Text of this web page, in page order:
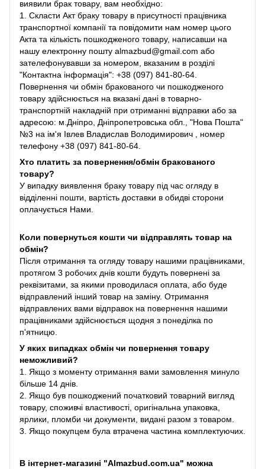
виявили брак товару, вам необхідно:
1. Скласти Акт браку товару в присутності працівника
транспортної компанії та повідомити нам номер цього
Акта та кількість пошкодженого товару, написавши на
нашу електронну пошту almazbud@gmail.com або
зателефонувавши за номером, вказаним в розділі
"Контактна інформація": +38 (097) 841-80-64.
Повернення чи обмін бракованого чи пошкодженого
товару здійснюється на вказані дані в товарно-
транспортній накладній при отриманні відправки або за
адресою: м.Дніпро, Дніпропетровська обл., "Нова Пошта"
№3 на ім'я Івлев Владислав Володимирович , номер
телефону +38 (097) 841-80-64.
Хто платить за повернення/обмін бракованого
товару?
У випадку виявлення браку товару під час огляду в
відділенні пошти, вартість доставки в обидві сторони
оплачується Нами.
Коли повернуться кошти чи відправлять товар на
обмін?
Після отримання та огляду товару нашими працівниками,
протягом 3 робочих днів кошти будуть повернені за
реквізитами, за якими проводилася оплата, або буде
відправлений інший товар на заміну. Отримання
відправлених вами відправок на повернення нашими
працівниками здійснюється щодня з понеділка по
п'ятницю.
У яких випадках обмін чи повернення товару
неможливий?
1. Якщо з моменту отримання вами замовлення минуло
більше 14 днів.
2. Якщо був пошкоджений початковий товарний вигляд
товару, споживчі властивості, оригінальна упаковка,
ярлики, пломби чи документи, видані разом з товаром.
3. Якщо покупцем була втрачена частина комплектуючих.
В інтернет-магазині "Almazbud.com.ua" можна